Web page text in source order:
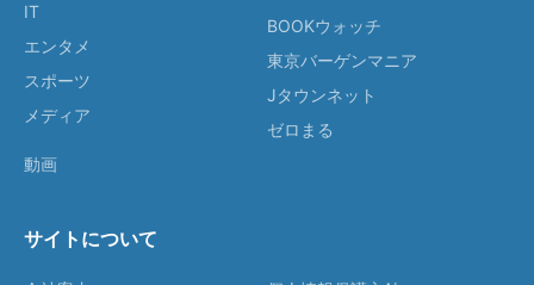
IT
エンタメ
スポーツ
メディア
動画
BOOKウォッチ
東京バーゲンマニア
Jタウンネット
ゼロまる
サイトについて